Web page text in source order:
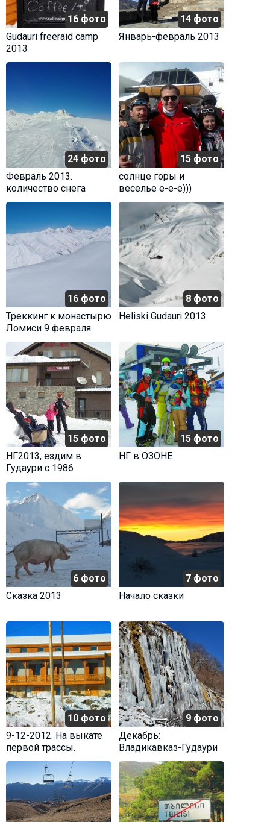
16 фото
Gudauri freeraid camp
2013
14 фото
Январь-февраль 2013
24 фото
Февраль 2013.
количество снега
15 фото
cолнце горы и
веселье е-е-е)))
16 фото
Треккинг к монастырю
Ломиси 9 февраля
8 фото
Heliski Gudauri 2013
15 фото
НГ2013, ездим в
Гудаури с 1986
15 фото
НГ в ОЗОНЕ
6 фото
Сказка 2013
7 фото
Начало сказки
10 фото
9-12-2012. На выкате
первой трассы.
9 фото
Декабрь:
Владикавказ-Гудаури